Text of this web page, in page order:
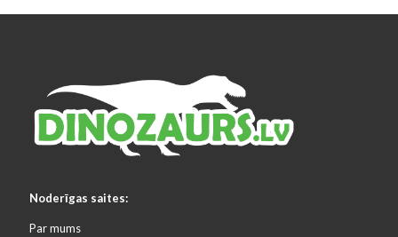
Noderīgas saites:
Par mums